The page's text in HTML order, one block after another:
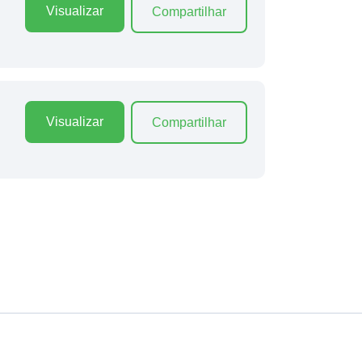
Visualizar Compartilhar
Visualizar Compartilhar